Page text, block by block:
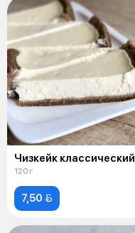
Чизкейк классический
120 г
7,50 